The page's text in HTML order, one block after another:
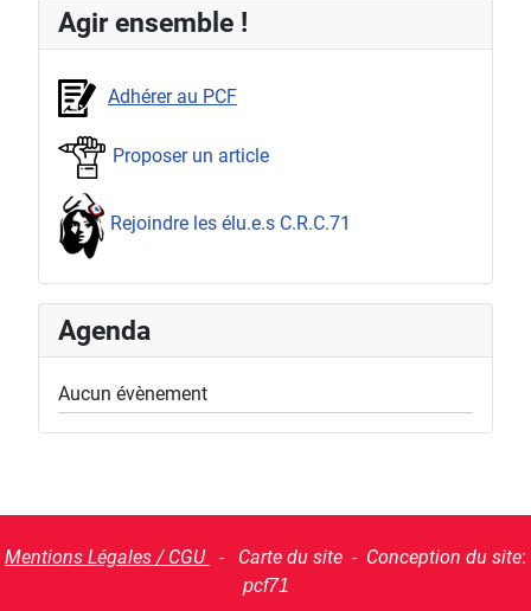
Agir ensemble !
Adhérer au PCF
Proposer un article
Rejoindre les élu.e.s C.R.C.71
Agenda
Aucun évènement
Mentions Légales / CGU - Carte du site - Conception du site:
pcf71